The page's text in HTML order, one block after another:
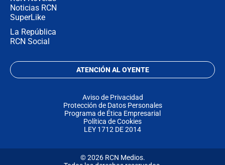
Noticias RCN
SuperLike
La República
RCN Social
ATENCIÓN AL OYENTE
Aviso de Privacidad
Protección de Datos Personales
Programa de Ética Empresarial
Política de Cookies
LEY 1712 DE 2014
© 2026 RCN Medios.